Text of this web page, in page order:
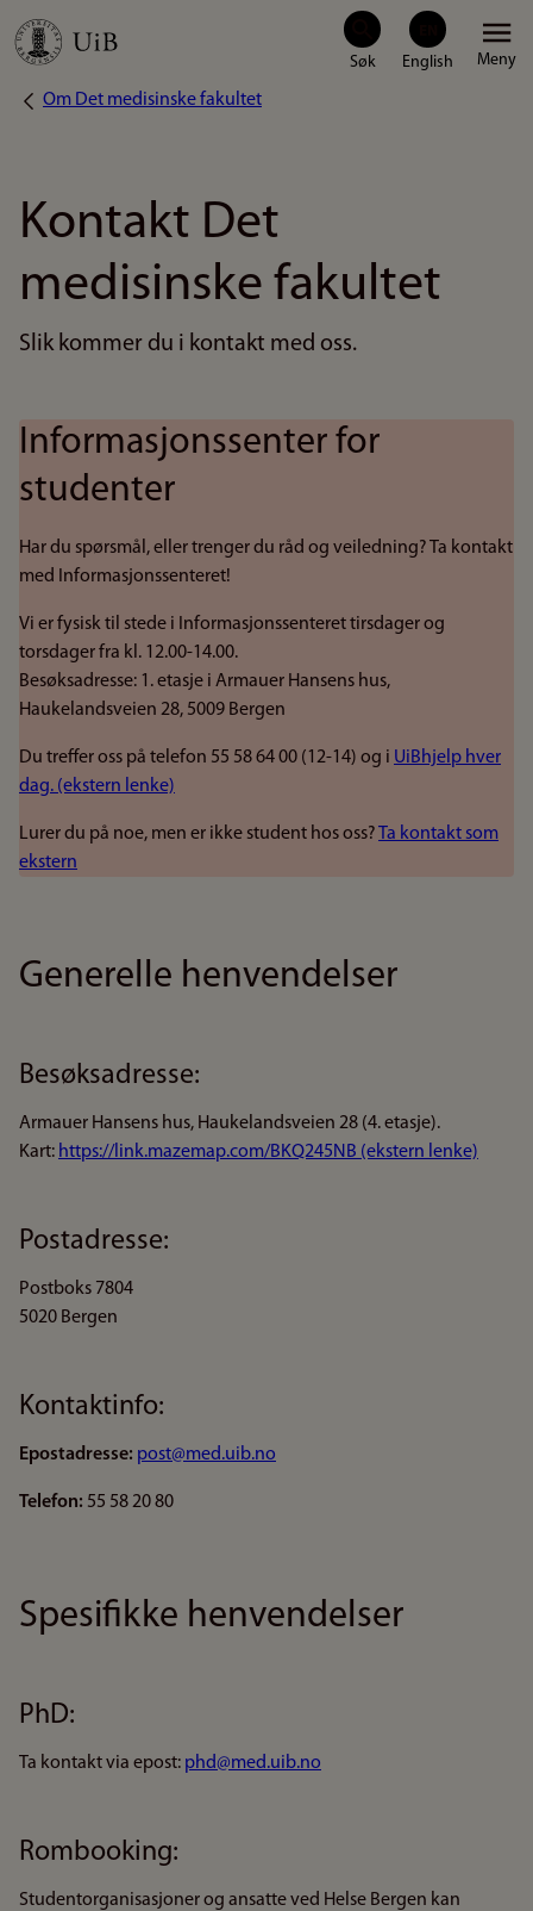
Hopp
Meny
Navigasjonssti
Om Det medisinske fakultet
Kontakt Det
medisinske fakultet
Slik kommer du i kontakt med oss.
Informasjonssenter for
studenter
Har du spørsmål, eller trenger du råd og veiledning? Ta kontakt
med Informasjonssenteret!
Vi er fysisk til stede i Informasjonssenteret tirsdager og
torsdager fra kl. 12.00-14.00.
Besøksadresse: 1. etasje i Armauer Hansens hus,
Haukelandsveien 28, 5009 Bergen
Du treffer oss på telefon 55 58 64 00 (12-14) og i UiBhjelp hver
dag. (ekstern lenke)
Lurer du på noe, men er ikke student hos oss?Ta kontakt som
ekstern
Generelle henvendelser
Besøksadresse:
Armauer Hansens hus, Haukelandsveien 28 (4. etasje).
Kart: https://link.mazemap.com/BKQ245NB (ekstern lenke)
Postadresse:
Postboks 7804
5020 Bergen
Kontaktinfo:
Epostadresse: post@med.uib.no
Telefon: 55 58 20 80
Spesifikke henvendelser
PhD:
Ta kontakt via epost: phd@med.uib.no
Rombooking:
Studentorganisasjoner og ansatte ved Helse Bergen kan